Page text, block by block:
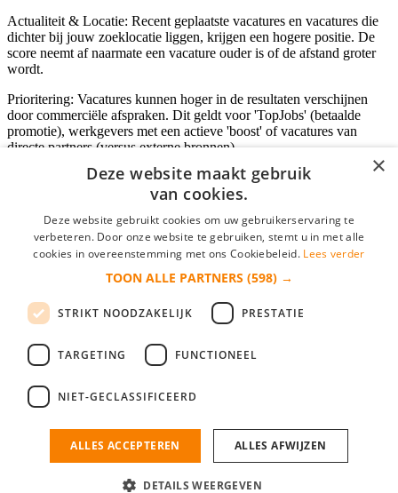
Actualiteit & Locatie: Recent geplaatste vacatures en vacatures die
dichter bij jouw zoeklocatie liggen, krijgen een hogere positie. De
score neemt af naarmate een vacature ouder is of de afstand groter
wordt.
Prioritering: Vacatures kunnen hoger in de resultaten verschijnen
door commerciële afspraken. Dit geldt voor 'TopJobs' (betaalde
promotie), werkgevers met een actieve 'boost' of vacatures van
directe partners (versus externe bronnen).
Inloggen als bedrijf
*
login gegevens onthouden
login
Bedrijf aanmelden
nieuwe collega/werknemer zo gevonden!
×
Deze website maakt gebruik
van cookies.
Deze website gebruikt cookies om uw gebruikerservaring te
verbeteren. Door onze website te gebruiken, stemt u in met alle
cookies in overeenstemming met ons Cookiebeleid. Lees verder
TOON ALLE PARTNERS (598) →
STRIKT NOODZAKELIJK PRESTATIE
TARGETING FUNCTIONEEL
NIET-GECLASSIFICEERD
ALLES ACCEPTEREN ALLES AFWIJZEN
DETAILS WEERGEVEN